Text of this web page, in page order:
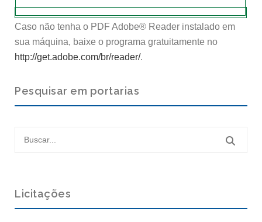
Caso não tenha o PDF Adobe® Reader instalado em
sua máquina, baixe o programa gratuitamente no
http://get.adobe.com/br/reader/.
Pesquisar em portarias
Licitações